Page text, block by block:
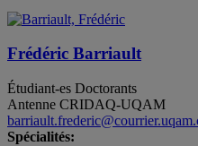
Frédéric Barriault
Étudiant-es Doctorants
Antenne CRIDAQ-UQAM
Spécialités: